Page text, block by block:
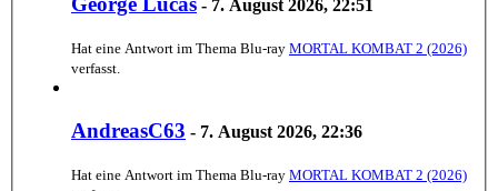
- 7. August 2026, 22:51
Hat eine Antwort im Thema Blu-ray MORTAL KOMBAT 2 (2026)
verfasst.
AndreasC63 - 7. August 2026, 22:36
Hat eine Antwort im Thema Blu-ray MORTAL KOMBAT 2 (2026)